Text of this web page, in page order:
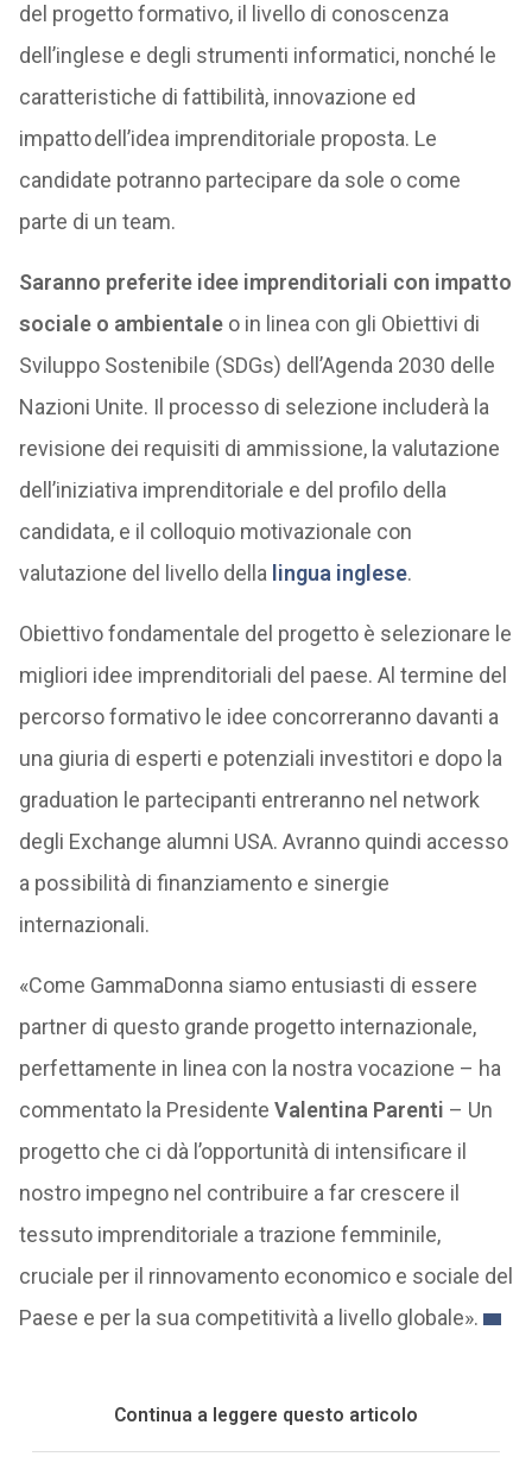
del progetto formativo, il livello di conoscenza
dell’inglese e degli strumenti informatici, nonché le
caratteristiche di fattibilità, innovazione ed
impatto dell’idea imprenditoriale proposta. Le
candidate potranno partecipare da sole o come
parte di un team.
Saranno preferite idee imprenditoriali con impatto
sociale o ambientaleo in linea con gli Obiettivi di
Sviluppo Sostenibile (SDGs) dell’Agenda 2030 delle
Nazioni Unite. Il processo di selezione includerà la
revisione dei requisiti di ammissione, la valutazione
dell’iniziativa imprenditoriale e del profilo della
candidata, e il colloquio motivazionale con
valutazione del livello della lingua inglese.
Obiettivo fondamentale del progetto è selezionare le
migliori idee imprenditoriali del paese. Al termine del
percorso formativo le idee concorreranno davanti a
una giuria di esperti e potenziali investitori e dopo la
graduation le partecipanti entreranno nel network
degli Exchange alumni USA. Avranno quindi accesso
a possibilità di finanziamento e sinergie
internazionali.
«Come GammaDonna siamo entusiasti di essere
partner di questo grande progetto internazionale,
perfettamente in linea con la nostra vocazione – ha
commentato la Presidente Valentina Parenti – Un
progetto che ci dà l’opportunità di intensificare il
nostro impegno nel contribuire a far crescere il
tessuto imprenditoriale a trazione femminile,
cruciale per il rinnovamento economico e sociale del
Paese e per la sua competitività a livello globale».
Continua a leggere questo articolo